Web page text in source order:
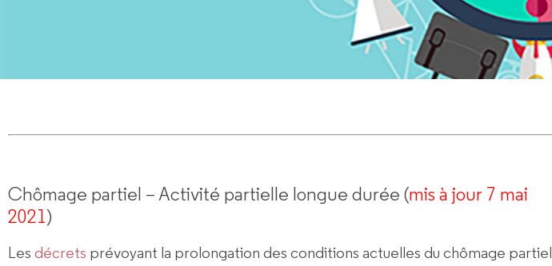
Chômage partiel – Activité partielle longue durée (mis à jour 7 mai
2021)
Les décrets prévoyant la prolongation des conditions actuelles du chômage partiel